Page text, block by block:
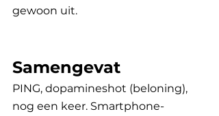
gewoon uit.
Samengevat
PING, dopamineshot (beloning),
nog een keer. Smartphone-